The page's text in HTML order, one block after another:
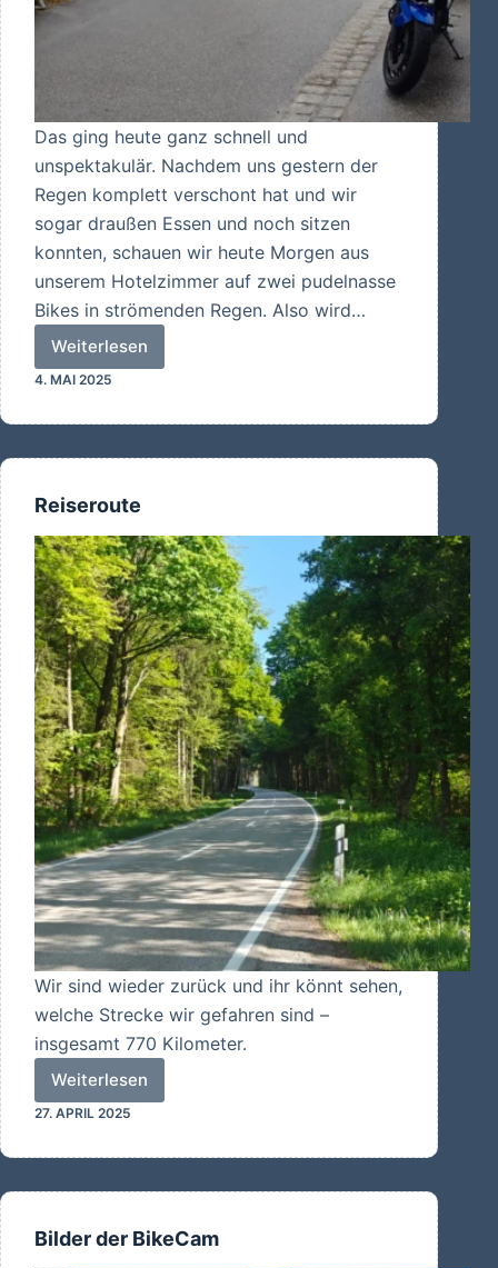
Das ging heute ganz schnell und
unspektakulär. Nachdem uns gestern der
Regen komplett verschont hat und wir
sogar draußen Essen und noch sitzen
konnten, schauen wir heute Morgen aus
unserem Hotelzimmer auf zwei pudelnasse
Bikes in strömenden Regen. Also wird…
Weiterlesen
Wieder
zu
4. MAI 2025
Reiseroute
Wir sind wieder zurück und ihr könnt sehen,
welche Strecke wir gefahren sind –
insgesamt 770 Kilometer.
Weiterlesen
Reiseroute
27. APRIL 2025
Bilder der BikeCam